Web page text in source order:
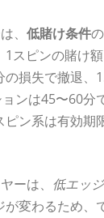
、 低賭け条件
ピンの賭け
損失で撤退、
ンは45〜60
ン系は有効
ーは、 低エッジ
変わるため、